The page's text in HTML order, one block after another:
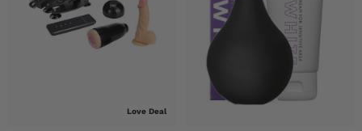
Love Deal